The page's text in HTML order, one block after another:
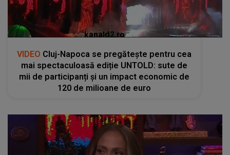
kanald2.ro
VIDEO Cluj-Napoca se pregătește pentru cea
mai spectaculoasă ediție UNTOLD: sute de
mii de participanți și un impact economic de
120 de milioane de euro